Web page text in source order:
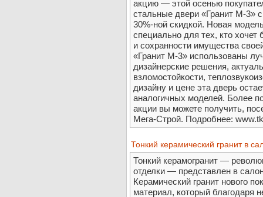
акцию — этой осенью
стальные двери «Гранит М-3»
30%-ной скидкой. Новая
специально для тех, кто
и сохранности имущества
«Гранит М-3» использованы
дизайнерские решения,
взломостойкости,
дизайну и цене эта дверь
аналогичных моделей. Более
акции вы можете получить,
Мега-Строй. Подробнее:
Тонкий керамический гранит в
Тонкий керамогранит —
отделки — представлен в
Керамический гранит нового
материал, который благодаря